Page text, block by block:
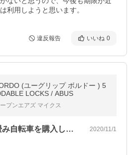
利用しようと思います。
違反報告 いいね 0
(ユーグリップ ボルドー ) 5
LOCKS / ABUS
プンエアズ マイクス
初めて高価な折り畳み自転車を購入したの… 2020/11/1